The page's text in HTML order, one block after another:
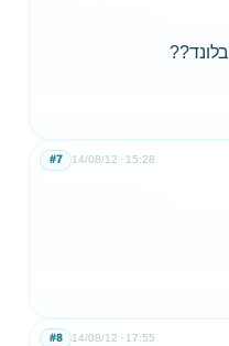
14/08/12 15:28
#7
14/08/12 17:55
#8